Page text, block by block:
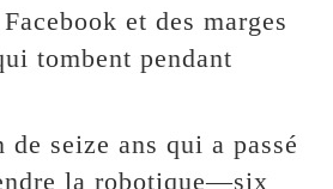
et des marges
tombent pendant
de seize ans qui a passé
la robotique—six